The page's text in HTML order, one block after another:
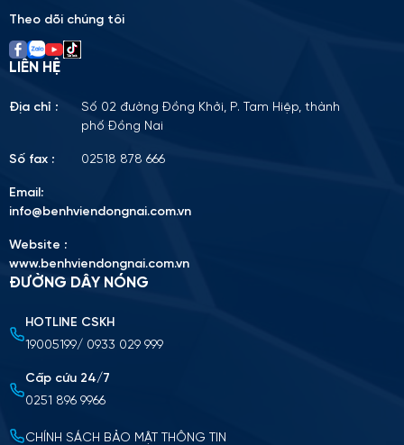
Tải lên CV (Định dạng PDF, tối đa 10MB)
Nộp cv ứng tuyển
Theo dõi chúng tôi
LIÊN HỆ
Địa chỉ :
Số 02 đường Đồng Khởi, P. Tam Hiệp, thành
phố Đồng Nai
Số fax : 02518 878 666
Email:
info@benhviendongnai.com.vn
Website :
www.benhviendongnai.com.vn
ĐƯỜNG DÂY NÓNG
HOTLINE CSKH
19005199/ 0933 029 999
Cấp cứu 24/7
0251 896 9966
CHÍNH SÁCH BẢO MẬT THÔNG TIN